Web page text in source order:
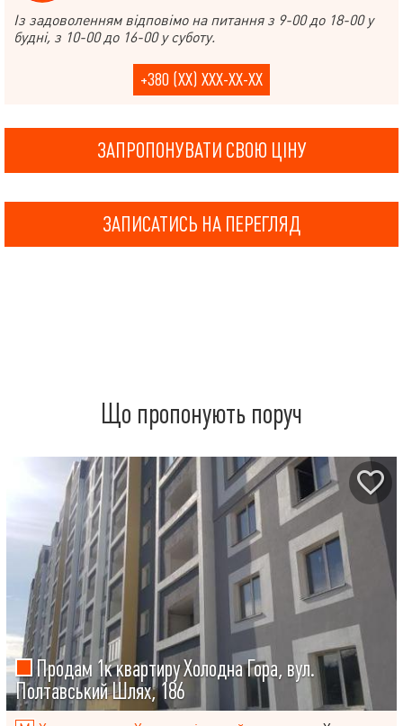
Із задоволенням відповімо на питання з 9-00 до 18-00 у
будні, з 10-00 до 16-00 у суботу.
+380 (XX) XXX-XX-XX
ЗАПРОПОНУВАТИ СВОЮ ЦІНУ
ЗАПИСАТИСЬ НА ПЕРЕГЛЯД
Що пропонують поруч
Продам 1к квартиру Холодна Гора, вул.
Полтавський Шлях, 186